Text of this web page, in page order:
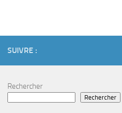
SUIVRE :
Rechercher
Rechercher